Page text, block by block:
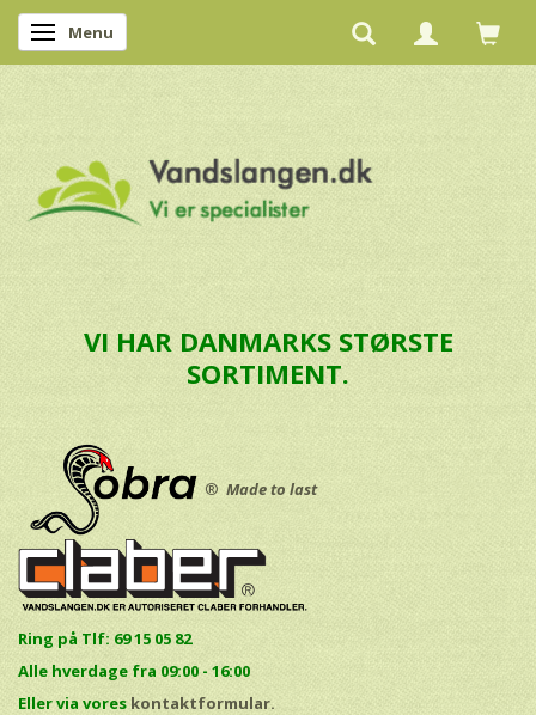
Skifte navigation
Menu
VI HAR DANMARKS STØRSTE
SORTIMENT.
® Made to last
Ring på Tlf: 69 15 05 82
Alle hverdage fra 09:00 - 16:00
Eller via vores kontaktformular.